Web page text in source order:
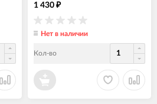
1 430 ₽
Нет в наличии
Кол-во